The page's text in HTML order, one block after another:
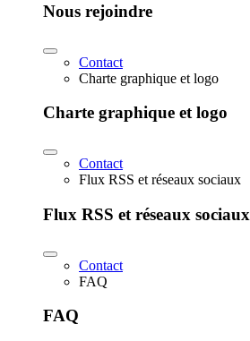
Nous rejoindre
Contact
Charte graphique et logo
Charte graphique et logo
Contact
Flux RSS et réseaux sociaux
Flux RSS et réseaux sociaux
Contact
FAQ
FAQ